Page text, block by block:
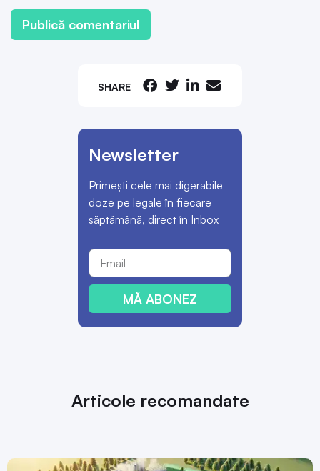
SHARE
Newsletter
Primești cele mai digerabile
doze pe legale în fiecare
săptămână, direct în Inbox
MĂ ABONEZ
Articole recomandate